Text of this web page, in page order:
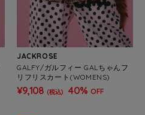
JACKROSE
GALFY/ガルフィー GALちゃんフ
リフリスカート(WOMENS)
¥9,108 (税込) 40% OFF